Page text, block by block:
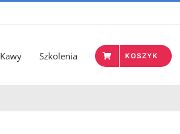
Kawy Szkolenia KOSZYK